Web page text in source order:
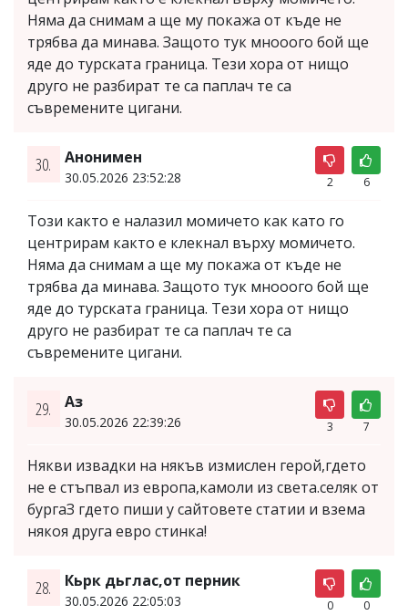
Няма да снимам а ще му покажа от къде не
трябва да минава. Защото тук мнооого бой ще
яде до турската граница. Тези хора от нищо
друго не разбират те са паплач те са
съвремените цигани.
30. Анонимен
30.05.2026 23:52:28 2 6
Този както е налазил момичето как като го
центрирам както е клекнал върху момичето.
Няма да снимам а ще му покажа от къде не
трябва да минава. Защото тук мнооого бой ще
яде до турската граница. Тези хора от нищо
друго не разбират те са паплач те са
съвремените цигани.
29. Аз
30.05.2026 22:39:26 3 7
Някви извадки на някъв измислен герой,гдето
не е стъпвал из европа,камоли из света.селяк от
бургаЗ гдето пиши у сайтовете статии и взема
някоя друга евро стинка!
28. Кьрк дьглас,от перник
30.05.2026 22:05:03 0 0